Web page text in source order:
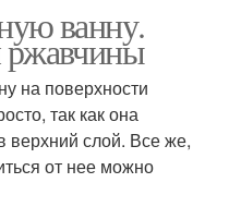
ванну.
ржавчины
на поверхности
так как она
верхний слой. Все же,
от нее можно